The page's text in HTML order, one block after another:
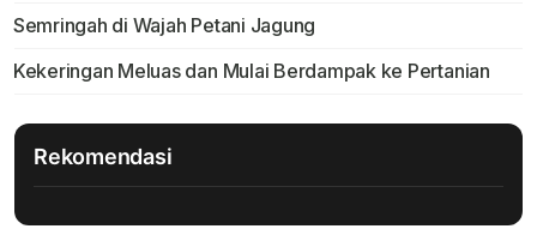
Semringah di Wajah Petani Jagung
Kekeringan Meluas dan Mulai Berdampak ke Pertanian
Rekomendasi